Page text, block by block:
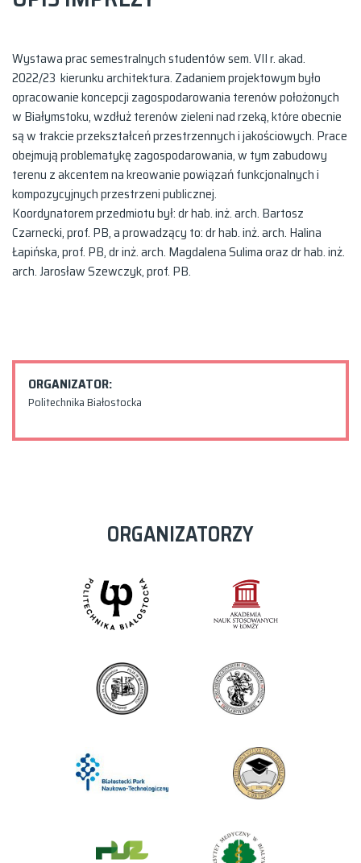
Wystawa prac semestralnych studentów sem. VII r. akad.
2022/23 kierunku architektura. Zadaniem projektowym było
opracowanie koncepcji zagospodarowania terenów położonych
w Białymstoku, wzdłuż terenów zieleni nad rzeką, które obecnie
są w trakcie przekształceń przestrzennych i jakościowych. Prace
obejmują problematykę zagospodarowania, w tym zabudowy
terenu z akcentem na kreowanie powiązań funkcjonalnych i
kompozycyjnych przestrzeni publicznej.
Koordynatorem przedmiotu był: dr hab. inż. arch. Bartosz
Czarnecki, prof. PB, a prowadzący to: dr hab. inż. arch. Halina
Łapińska, prof. PB, dr inż. arch. Magdalena Sulima oraz dr hab. inż.
arch. Jarosław Szewczyk, prof. PB.
ORGANIZATOR:
Politechnika Białostocka
ORGANIZATORZY